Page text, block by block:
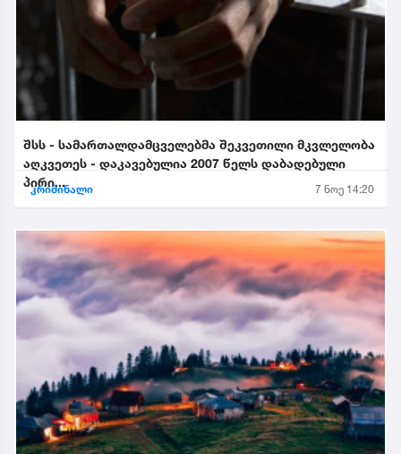
შსს - სამართალდამცველებმა შეკვეთილი მკვლელობა
აღკვეთეს - დაკავებულია 2007 წელს დაბადებული
პირი...
კრიმინალი 7 ნოე 14:20